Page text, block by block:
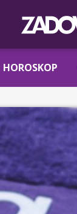
HOROSKOP